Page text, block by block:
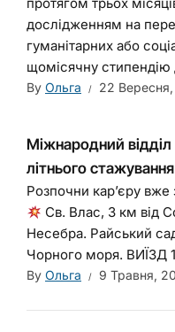
дослідженням на
гуманітарних або
щомісячну стипендію
By Ольга 22
Міжнародний відділ
літнього стажування
Розпочни кар’єру вже
Св. Влас, 3 км від
Несебра. Райський
Чорного моря. ВИЇЗД
By Ольга 9 Травня,